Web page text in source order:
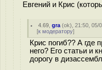
Евгений и Крис
4.69 ,gra (ok), 21:50, 05/
[к модератору]
Крис погиб?? А где
него? Его статьи и
дорогу в